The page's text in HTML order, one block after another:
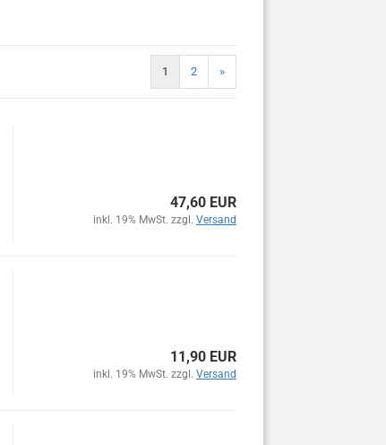
1 2 »
47,60 EUR
inkl. 19% MwSt. zzgl. Versand
11,90 EUR
inkl. 19% MwSt. zzgl. Versand